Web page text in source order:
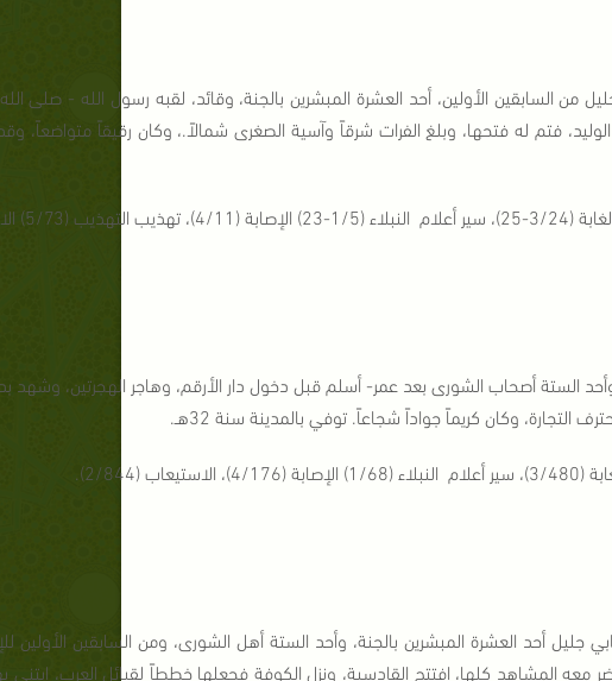
من السابقين الأولين، أحد العشرة المبشرين بالجنة، وقائد، لقبه رسول الله - صلى
الستة أصحاب الشورى بعد عمر- أسلم قبل دخول دار الأرقم، وهاجر الهجرتين، وشهد
وكان كريماً جواداً شجاعاً. توفي بالمدينة سنة 32هـ.
أحد العشرة المبشرين بالجنة، وأحد الستة أهل الشورى، ومن السابقين
المشاهد كلها، افتتح القادسية، ونزل الكوفة فجعلها خططاً لقبائل العرب، ابتنى